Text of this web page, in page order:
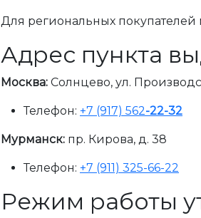
Для региональных покупателей
Адрес пункта
Москва: Солнцево, ул.
Телефон: +7 (917) 562-22-32
Мурманск: пр. Кирова, д. 38
Телефон: +7 (911) 325-66-22
Режим работы